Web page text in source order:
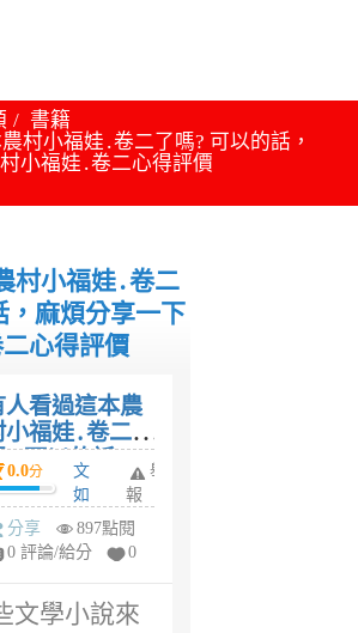
書籍
村小福娃․卷二了嗎? 可以的話，
小福娃․卷二心得評價
村小福娃․卷二
，麻煩分享一下
心得評價
人看過這本農
小福娃․卷二了
? 可以的話，
煩分享一下農
小福娃․卷二心
評價
0.0分
文
如
6
年
舉
報
分享
897點閱
0 評論/給分
0
文學小說來